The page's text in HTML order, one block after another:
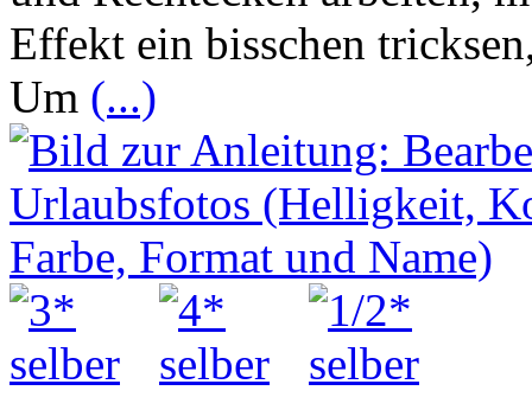
Effekt ein bisschen
Um (...)